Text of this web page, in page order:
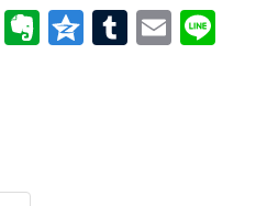
Pinterest
Evernote
Qzone
Tumblr